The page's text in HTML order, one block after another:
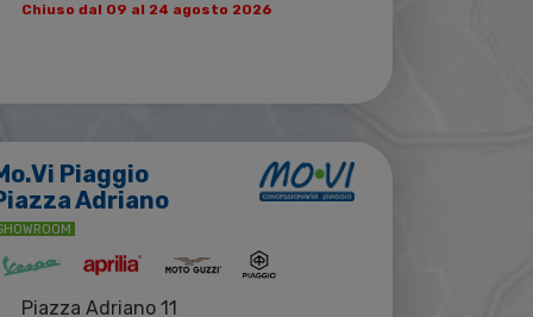
Chiuso dal 09 al 24 agosto 2026
Piaggio
Adriano
Piazza Adriano 11